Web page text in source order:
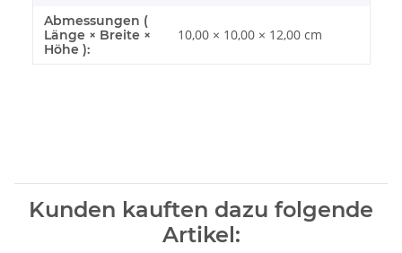
Abmessungen (
Länge × Breite ×
Höhe ):
10,00 × 10,00 × 12,00 cm
Kunden kauften dazu folgende
Artikel: